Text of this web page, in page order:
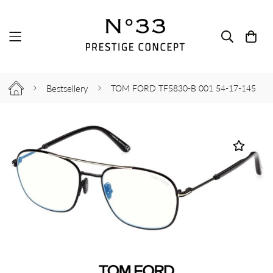
Bestsellery TOM FORD TF5830-B 001 54-17-145